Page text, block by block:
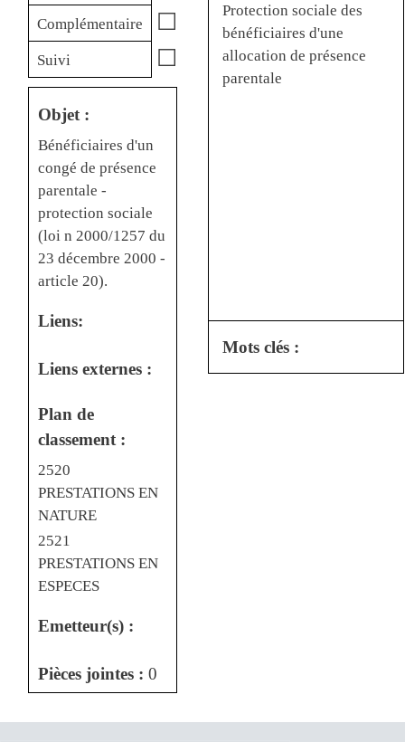
Complémentaire ☐
Suivi ☐
Objet :
Bénéficiaires d'un
congé de présence
parentale -
protection sociale
(loi n 2000/1257 du
23 décembre 2000 -
article 20).
Liens:
Liens externes :
Plan de
classement :
2520
PRESTATIONS EN
NATURE
2521
PRESTATIONS EN
ESPECES
Emetteur(s) :
Pièces jointes : 0
Protection sociale des
bénéficiaires d'une
allocation de présence
parentale
Mots clés :